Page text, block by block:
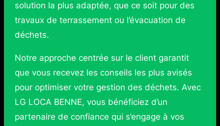
solution la plus adaptée, que ce soit pour des
travaux de terrassement ou l’évacuation de
déchets.
Notre approche centrée sur le client garantit
que vous recevez les conseils les plus avisés
pour optimiser votre gestion des déchets. Avec
LG LOCA BENNE, vous bénéficiez d’un
partenaire de confiance qui s’engage à vos